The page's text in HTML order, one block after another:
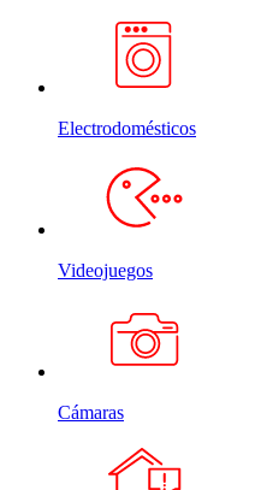
Electrodomésticos
Videojuegos
Cámaras